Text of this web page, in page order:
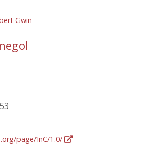
Gwin
page/InC/1.0/